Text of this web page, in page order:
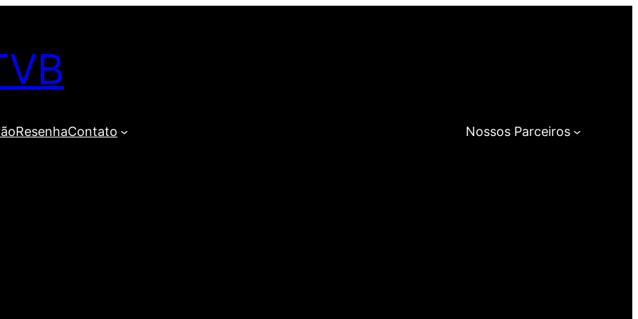
ResenhaContato Nossos Parceiros